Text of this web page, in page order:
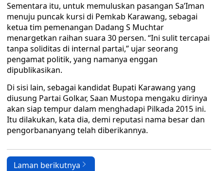
Sementara itu, untuk memuluskan pasangan Sa’Iman
menuju puncak kursi di Pemkab Karawang, sebagai
ketua tim pemenangan Dadang S Muchtar
menargetkan raihan suara 30 persen. “Ini sulit tercapai
tanpa soliditas di internal partai,” ujar seorang
pengamat politik, yang namanya enggan
dipublikasikan.
Di sisi lain, sebagai kandidat Bupati Karawang yang
diusung Partai Golkar, Saan Mustopa mengaku dirinya
akan siap tempur dalam menghadapi Pilkada 2015 ini.
Itu dilakukan, kata dia, demi reputasi nama besar dan
pengorbananyang telah diberikannya.
Laman berikutnya